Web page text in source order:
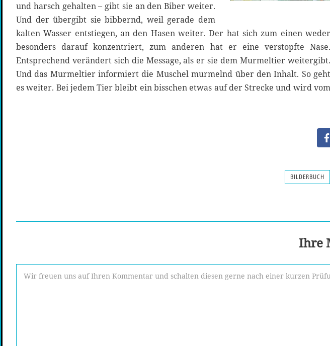
und harsch gehalten – gibt sie an den Biber weiter.
Und der übergibt sie bibbernd, weil gerade dem
kalten Wasser entstiegen, an den Hasen weiter. Der hat sich zum einen weder
besonders darauf konzentriert, zum anderen hat er eine verstopfte Nase.
Entsprechend verändert sich die Message, als er sie dem Murmeltier weitergibt.
Und das Murmeltier informiert die Muschel murmelnd über den Inhalt. So geht
es weiter. Bei jedem Tier bleibt ein bisschen etwas auf der Strecke und wird vom
BILDERBUCH
Ihre